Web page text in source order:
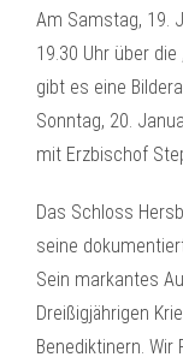
Am Samstag, 19.
19.30 Uhr über
gibt es eine
Sonntag, 20.
mit Erzbischof
Das Schloss
seine
Sein markantes
Dreißigjährigen
Benediktinern.